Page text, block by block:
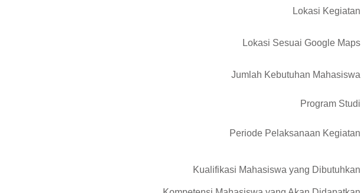
Lokasi Kegiatan
Lokasi Sesuai Google Maps
Jumlah Kebutuhan Mahasiswa
Program Studi
Periode Pelaksanaan Kegiatan
Kualifikasi Mahasiswa yang Dibutuhkan